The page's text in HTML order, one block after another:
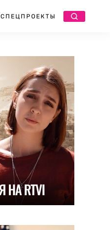
СПЕЦПРОЕКТЫ